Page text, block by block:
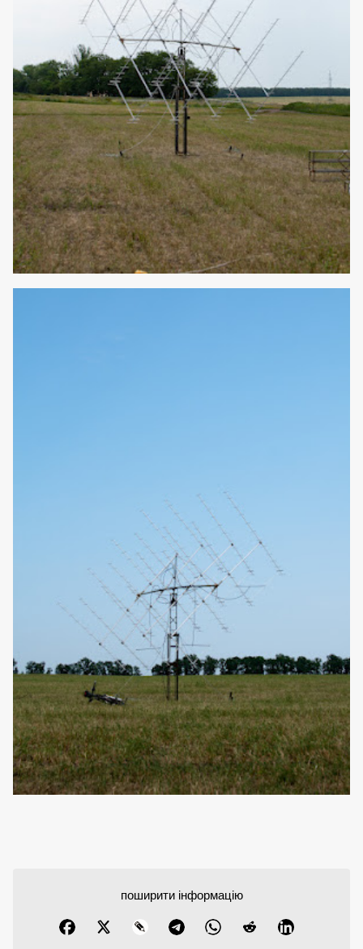
поширити інформацію